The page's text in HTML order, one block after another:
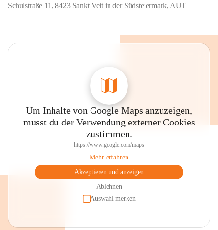
Schulstraße 11, 8423 Sankt Veit in der Südsteiermark, AUT
Um Inhalte von Google Maps anzuzeigen,
musst du der Verwendung externer Cookies
zustimmen.
https://www.google.com/maps
Mehr erfahren
Akzeptieren und anzeigen
Ablehnen
Auswahl merken